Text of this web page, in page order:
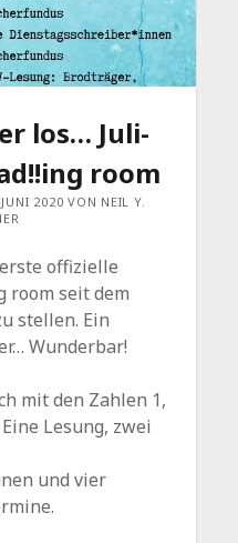
los… Juli-
room
2020 VON NEIL Y.
offizielle
room seit dem
stellen. Ein
Wunderbar!
mit den Zahlen 1,
Lesung, zwei
und vier